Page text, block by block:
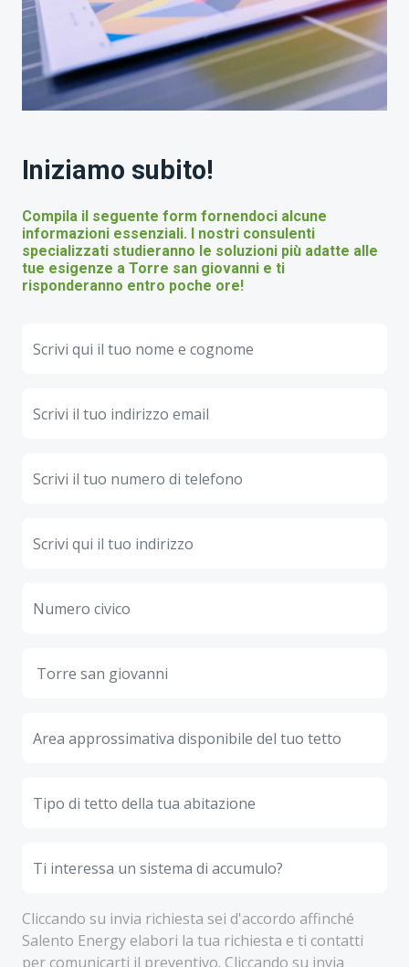
Iniziamo subito!
Compila il seguente form fornendoci alcune
informazioni essenziali. I nostri consulenti
specializzati studieranno le soluzioni più adatte alle
tue esigenze a Torre san giovanni e ti
risponderanno entro poche ore!
Cliccando su invia richiesta sei d'accordo affinché
Salento Energy elabori la tua richiesta e ti contatti
per comunicarti il preventivo. Cliccando su invia